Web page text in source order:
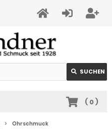
SUCHEN
( 0)
Ohrschmuck